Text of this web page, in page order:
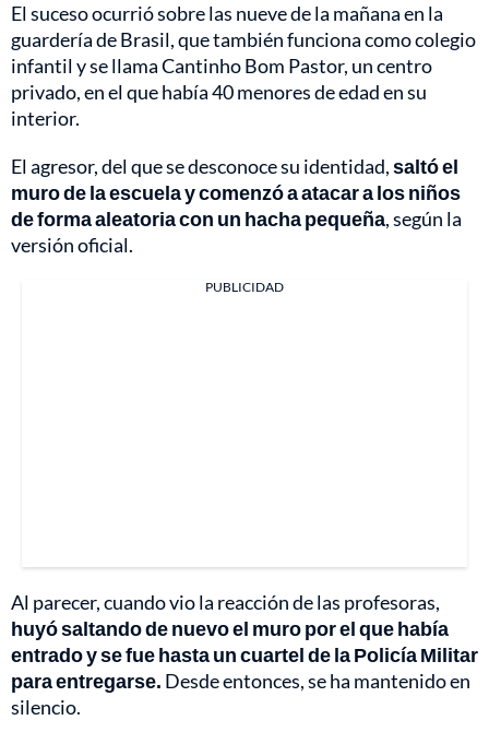
El suceso ocurrió sobre las nueve de la mañana en la
guardería de Brasil, que también funciona como colegio
infantil y se llama Cantinho Bom Pastor, un centro
privado, en el que había 40 menores de edad en su
interior.
El agresor, del que se desconoce su identidad,saltó el
muro de la escuela y comenzó a atacar a los niños
de forma aleatoria con un hacha pequeña, según la
versión oficial.
PUBLICIDAD
Al parecer, cuando vio la reacción de las profesoras,
huyó saltando de nuevo el muro por el que había
entrado y se fue hasta un cuartel de la Policía Militar
para entregarse. Desde entonces, se ha mantenido en
silencio.